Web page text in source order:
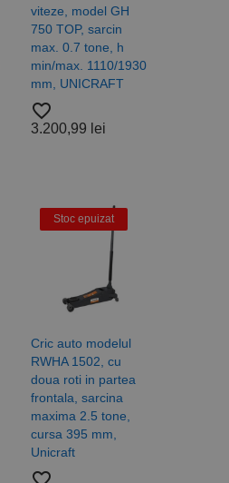
viteze, model GH
750 TOP, sarcin
max. 0.7 tone, h
min/max. 1110/1930
mm, UNICRAFT
favorite_border
3.200,99 lei
Stoc epuizat
Cric auto modelul
RWHA 1502, cu
doua roti in partea
frontala, sarcina
maxima 2.5 tone,
cursa 395 mm,
Unicraft